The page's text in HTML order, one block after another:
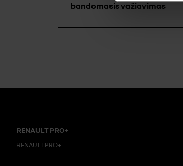
bandomasis važiavimas
RENAULT PRO+
RENAULT PRO+